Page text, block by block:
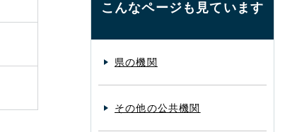
こんなページも見ています
県の機関
その他の公共機関